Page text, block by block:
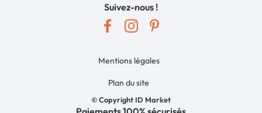
Suivez-nous !
© Copyright ID Market
Mentions légales
Plan du site